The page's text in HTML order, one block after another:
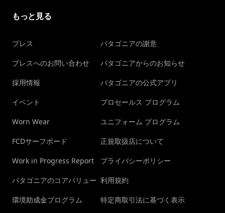
もっと見る
プレス
プレスへのお問い合わせ
採用情報
イベント
Worn Wear
FCDサーフボード
Work in Progress Report
パタゴニアのコアバリュー
環境助成金プログラム
パタゴニアの謝意
パタゴニアからのお知らせ
パタゴニアの公式アプリ
プロセールス プログラム
ユニフォーム プログラム
正規取扱店について
プライバシーポリシー
利用規約
特定商取引法に基づく表示